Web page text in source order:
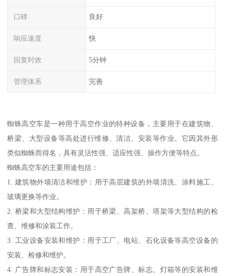
口碑 良好
响应速度 快
回复时效 5分钟
管理体系 完善
蜘蛛高空车是一种用于高空作业的特种设备，主要用于在建筑物、
桥梁、大型设备等高处进行维修、清洁、安装等作业。它因其外形
类似蜘蛛而得名，具有灵活性强、适应性强、操作方便等特点。
蜘蛛高空车的主要用途包括：
1. 建筑物外墙清洁和维护：用于高层建筑的外墙清洗、涂料施工、
玻璃更换等作业。
2. 桥梁和大型结构维护：用于桥梁、高架桥、塔架等大型结构的检
查、维修和涂装工作。
3. 工业设备安装和维护：用于工厂、电站、石化设备等高空设备的
安装、检修和维护。
4. 广告牌和标志安装：用于高空广告牌、标志、灯箱等的安装和维